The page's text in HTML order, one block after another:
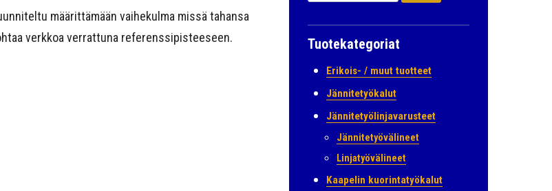
määrittämään vaihekulma missä tahansa
verkkoa verrattuna referenssipisteeseen.
Tuotekategoriat
Erikois- / muut tuotteet
Jännitetyökalut
Jännitetyölinjavarusteet
Jännitetyövälineet
Linjatyövälineet
Kaapelin kuorintatyökalut